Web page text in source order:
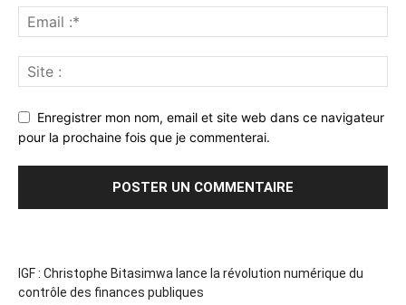
Enregistrer mon nom, email et site web dans ce navigateur
pour la prochaine fois que je commenterai.
IGF : Christophe Bitasimwa lance la révolution numérique du
contrôle des finances publiques